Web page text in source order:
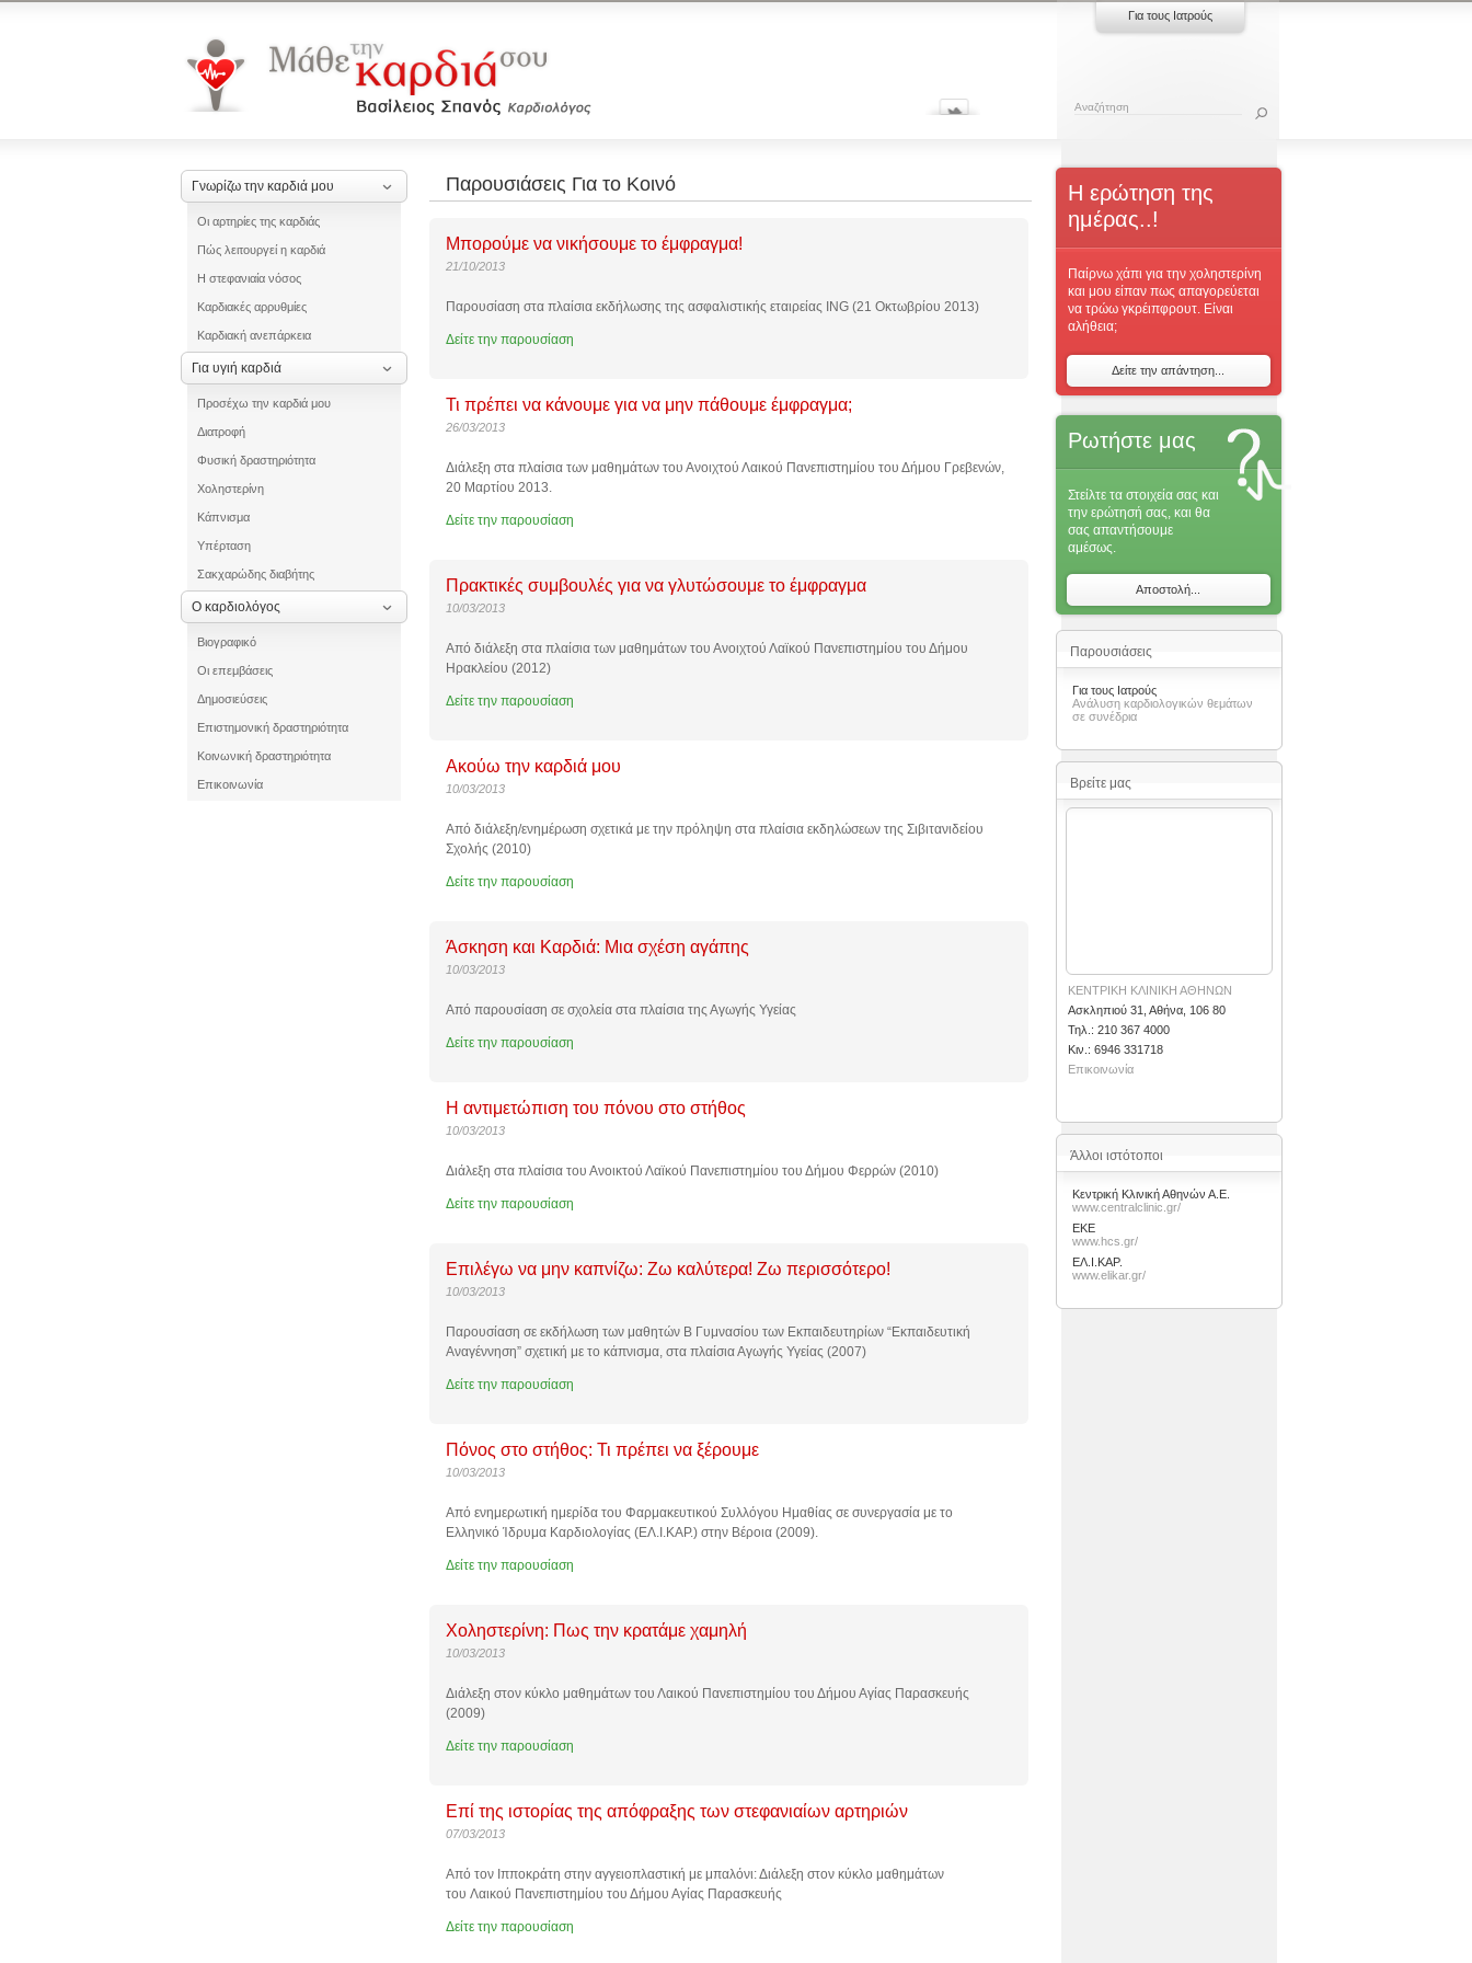
Για τους Ιατρούς
Γνωρίζω την καρδιά μου
Οι αρτηρίες της καρδιάς
Πώς λειτουργεί η καρδιά
Η στεφανιαία νόσος
Καρδιακές αρρυθμίες
Καρδιακή ανεπάρκεια
Για υγιή καρδιά
Προσέχω την καρδιά μου
Διατροφή
Φυσική δραστηριότητα
Χοληστερίνη
Κάπνισμα
Υπέρταση
Σακχαρώδης διαβήτης
Ο καρδιολόγος
Βιογραφικό
Οι επεμβάσεις
Δημοσιεύσεις
Επιστημονική δραστηριότητα
Κοινωνική δραστηριότητα
Επικοινωνία
Παρουσιάσεις Για το Κοινό
Μπορούμε να νικήσουμε το έμφραγμα!
21/10/2013
Παρουσίαση στα πλαίσια εκδήλωσης της ασφαλιστικής εταιρείας ING (21 Οκτωβρίου 2013)
Δείτε την παρουσίαση
Τι πρέπει να κάνουμε για να μην πάθουμε έμφραγμα;
26/03/2013
Διάλεξη στα πλαίσια των μαθημάτων του Ανοιχτού Λαικού Πανεπιστημίου του Δήμου Γρεβενών,
20 Μαρτίου 2013.
Δείτε την παρουσίαση
Πρακτικές συμβουλές για να γλυτώσουμε το έμφραγμα
10/03/2013
Από διάλεξη στα πλαίσια των μαθημάτων του Ανοιχτού Λαϊκού Πανεπιστημίου του Δήμου
Ηρακλείου (2012)
Δείτε την παρουσίαση
Ακούω την καρδιά μου
10/03/2013
Από διάλεξη/ενημέρωση σχετικά με την πρόληψη στα πλαίσια εκδηλώσεων της Σιβιτανιδείου
Σχολής (2010)
Δείτε την παρουσίαση
Άσκηση και Καρδιά: Μια σχέση αγάπης
10/03/2013
Από παρουσίαση σε σχολεία στα πλαίσια της Αγωγής Υγείας
Δείτε την παρουσίαση
Η αντιμετώπιση του πόνου στο στήθος
10/03/2013
Διάλεξη στα πλαίσια του Ανοικτού Λαϊκού Πανεπιστημίου του Δήμου Φερρών (2010)
Δείτε την παρουσίαση
Επιλέγω να μην καπνίζω: Ζω καλύτερα! Ζω περισσότερο!
10/03/2013
Παρουσίαση σε εκδήλωση των μαθητών Β Γυμνασίου των Εκπαιδευτηρίων “Εκπαιδευτική
Αναγέννηση” σχετική με το κάπνισμα, στα πλαίσια Αγωγής Υγείας (2007)
Δείτε την παρουσίαση
Πόνος στο στήθος: Τι πρέπει να ξέρουμε
10/03/2013
Από ενημερωτική ημερίδα του Φαρμακευτικού Συλλόγου Ημαθίας σε συνεργασία με το
Ελληνικό Ίδρυμα Καρδιολογίας (ΕΛ.Ι.ΚΑΡ.) στην Βέροια (2009).
Δείτε την παρουσίαση
Χοληστερίνη: Πως την κρατάμε χαμηλή
10/03/2013
Διάλεξη στον κύκλο μαθημάτων του Λαικού Πανεπιστημίου του Δήμου Αγίας Παρασκευής
(2009)
Δείτε την παρουσίαση
Επί της ιστορίας της απόφραξης των στεφανιαίων αρτηριών
07/03/2013
Από τον Ιπποκράτη στην αγγειοπλαστική με μπαλόνι: Διάλεξη στον κύκλο μαθημάτων
του Λαικού Πανεπιστημίου του Δήμου Αγίας Παρασκευής
Δείτε την παρουσίαση
Η ερώτηση της
ημέρας..!
Παίρνω χάπι για την χοληστερίνη
και μου είπαν πως απαγορεύεται
να τρώω γκρέιπφρουτ. Είναι
αλήθεια;
Δείτε την απάντηση...
Ρωτήστε μας
Στείλτε τα στοιχεία σας και
την ερώτησή σας, και θα
σας απαντήσoυμε
αμέσως.
Αποστολή...
Παρουσιάσεις
Για τους Ιατρούς
Ανάλυση καρδιολογικών θεμάτων
σε συνέδρια
Βρείτε μας
ΚΕΝΤΡΙΚΗ ΚΛΙΝΙΚΗ ΑΘΗΝΩΝ
Ασκληπιού 31, Αθήνα, 106 80
Τηλ.: 210 367 4000
Kιν.: 6946 331718
Επικοινωνία
Άλλοι ιστότοποι
Κεντρική Κλινική Αθηνών Α.Ε.
www.centralclinic.gr/
ΕΚΕ
www.hcs.gr/
ΕΛ.Ι.ΚΑΡ.
www.elikar.gr/